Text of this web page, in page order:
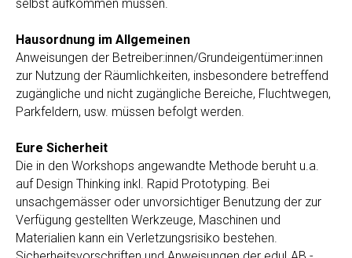
selbst aufkommen müssen.
Hausordnung im Allgemeinen
Anweisungen der Betreiber:innen/Grundeigentümer:innen
zur Nutzung der Räumlichkeiten, insbesondere betreffend
zugängliche und nicht zugängliche Bereiche, Fluchtwegen,
Parkfeldern, usw. müssen befolgt werden.
Eure Sicherheit
Die in den Workshops angewandte Methode beruht u.a.
auf Design Thinking inkl. Rapid Prototyping. Bei
unsachgemässer oder unvorsichtiger Benutzung der zur
Verfügung gestellten Werkzeuge, Maschinen und
Materialien kann ein Verletzungsrisiko bestehen.